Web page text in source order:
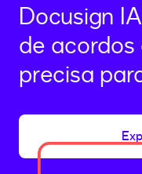
Docusign
de acordos
precisa